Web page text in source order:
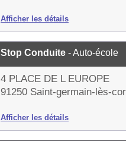
Afficher les détails
Stop Conduite - Auto-école
4 PLACE DE L EUROPE
91250 Saint-germain-lès-
Afficher les détails